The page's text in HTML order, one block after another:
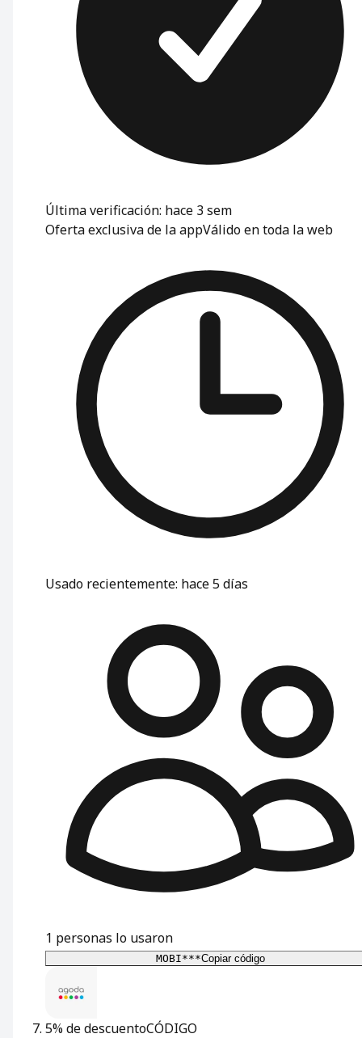
Última verificación: hace 3 sem
Oferta exclusiva de la appVálido en toda la web
Usado recientemente: hace 5 días
1 personas lo usaron
MOBI***Copiar código
5% de descuentoCÓDIGO